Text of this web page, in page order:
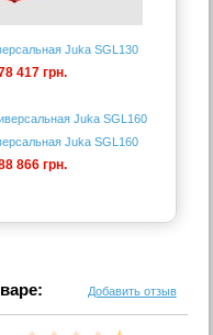
Juka SGL130
417 грн.
Juka SGL160
866 грн.
Добавить отзыв